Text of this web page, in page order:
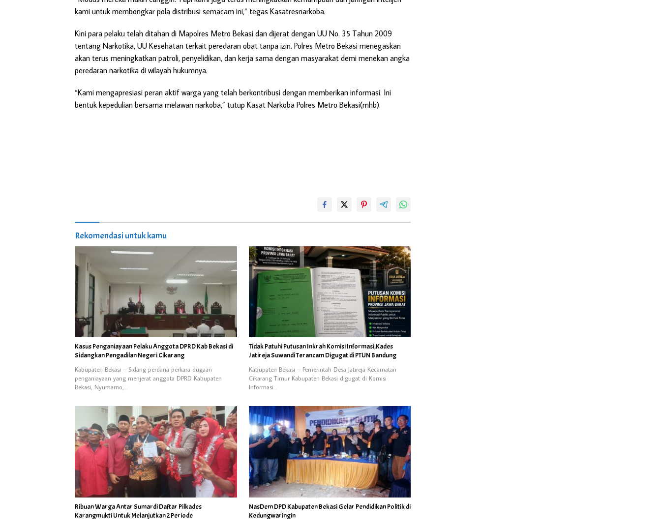
kami untuk membongkar pola distribusi semacam ini,” tegas Kasatresnarkoba.
Kini para pelaku telah ditahan di Mapolres Metro Bekasi dan dijerat dengan UU No. 35 Tahun 2009
tentang Narkotika, UU Kesehatan terkait peredaran obat tanpa izin. Polres Metro Bekasi menegaskan
akan terus meningkatkan patroli, penyelidikan, dan kerja sama dengan masyarakat demi menekan angka
peredaran narkotika di wilayah hukumnya.
“Kami mengapresiasi peran aktif warga yang telah berkontribusi dengan memberikan informasi. Ini
bentuk kepedulian bersama melawan narkoba,” tutup Kasat Narkoba Polres Metro Bekasi(mhb).
Rekomendasi untuk kamu
Kasus Penganiayaan Pelaku Anggota DPRD Kab Bekasi di
Sidangkan Pengadilan Negeri Cikarang
Kabupaten Bekasi – Sidang perdana perkara dugaan
penganiayaan yang menjerat anggota DPRD Kabupaten
Bekasi, Nyumarno,…
Tidak Patuhi Putusan Inkrah Komisi Informasi,Kades
Jatireja Suwandi Terancam Digugat di PTUN Bandung
Kabupaten Bekasi – Pemerintah Desa Jatireja Kecamatan
Cikarang Timur Kabupaten Bekasi digugat di Komisi
Informasi…
Ribuan Warga Antar Sumardi Daftar Pilkades
Karangmukti Untuk Melanjutkan 2 Periode
NasDem DPD Kabupaten Bekasi Gelar Pendidikan Politik di
Kedungwaringin